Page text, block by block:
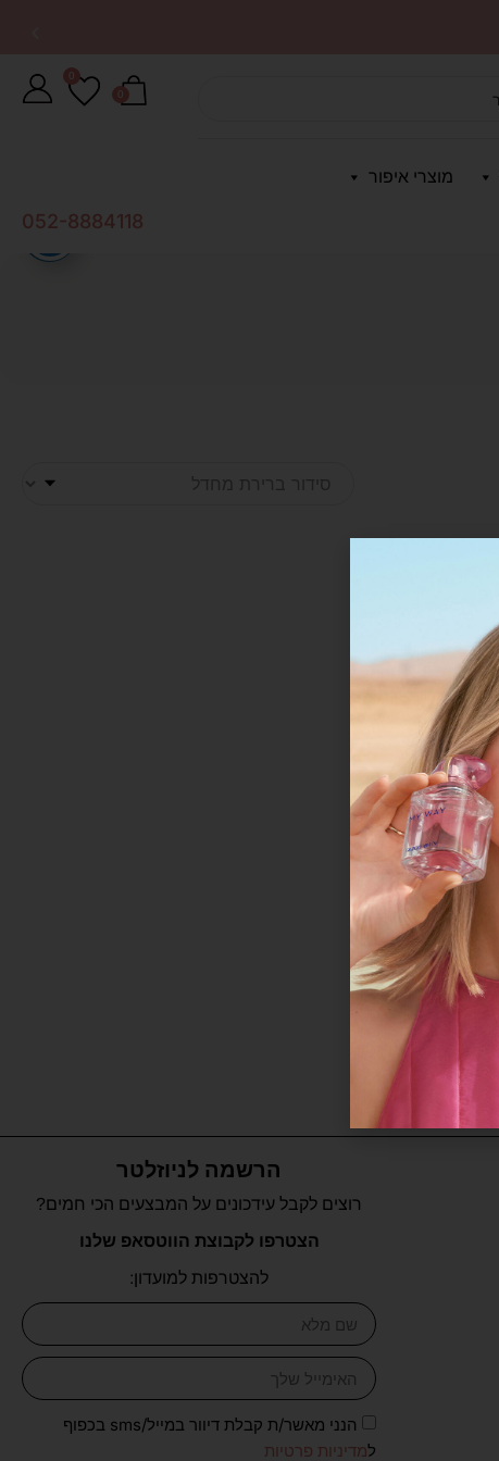
מוצרי איפור
0
0
052-8884118
הרשמה לניוזלטר
רוצים לקבל עידכונים על המבצעים הכי חמים?
הצטרפו לקבוצת הווטסאפ שלנו
להצטרפות למועדון:
הנני מאשר/ת קבלת דיוור במייל/sms בכפוף
למדיניות פרטיות